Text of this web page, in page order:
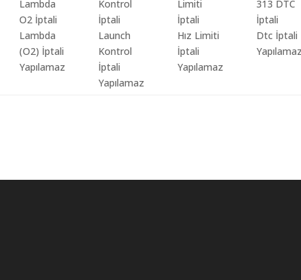
Lambda
(O2) İptali
Yapılamaz
Launch
Kontrol
İptali
Yapılamaz
Hız Limiti
İptali
Yapılamaz
Dtc İptali
Yapılamaz